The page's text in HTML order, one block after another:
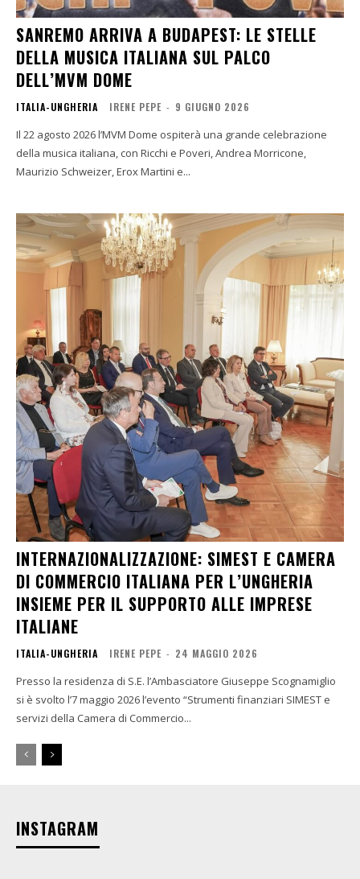
SANREMO ARRIVA A BUDAPEST: LE STELLE
DELLA MUSICA ITALIANA SUL PALCO
DELL’MVM DOME
ITALIA-UNGHERIA IRENE PEPE - 9 GIUGNO 2026
Il 22 agosto 2026 l’MVM Dome ospiterà una grande celebrazione
della musica italiana, con Ricchi e Poveri, Andrea Morricone,
Maurizio Schweizer, Erox Martini e...
INTERNAZIONALIZZAZIONE: SIMEST E CAMERA
DI COMMERCIO ITALIANA PER L’UNGHERIA
INSIEME PER IL SUPPORTO ALLE IMPRESE
ITALIANE
ITALIA-UNGHERIA IRENE PEPE - 24 MAGGIO 2026
Presso la residenza di S.E. l’Ambasciatore Giuseppe Scognamiglio
si è svolto l’7 maggio 2026 l’evento “Strumenti finanziari SIMEST e
servizi della Camera di Commercio...
INSTAGRAM